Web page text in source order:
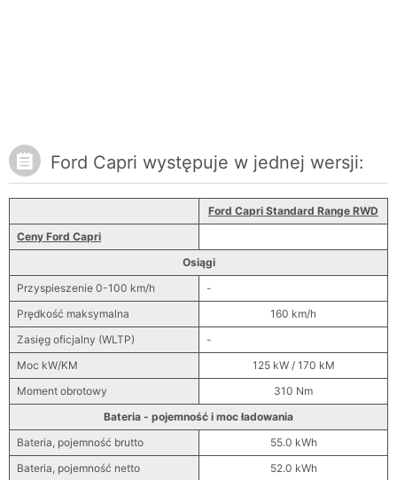
Ford Capri występuje w jednej wersji:
Ford Capri Standard Range RWD
Ceny Ford Capri
Osiągi
Przyspieszenie 0-100 km/h
-
Prędkość maksymalna
160 km/h
Zasięg oficjalny (WLTP)
-
Moc kW/KM
125 kW / 170 kM
Moment obrotowy
310 Nm
Bateria - pojemność i moc ładowania
Bateria, pojemność brutto
55.0 kWh
Bateria, pojemność netto
52.0 kWh